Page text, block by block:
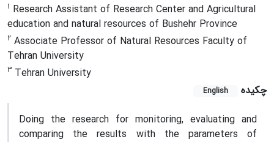
1 Research Assistant of Research Center and Agricultural
education and natural resources of Bushehr Province
2 Associate Professor of Natural Resources Faculty of
Tehran University
3 Tehran University
چکیده
English
Doing the research for monitoring, evaluating and
comparing the results with the parameters of